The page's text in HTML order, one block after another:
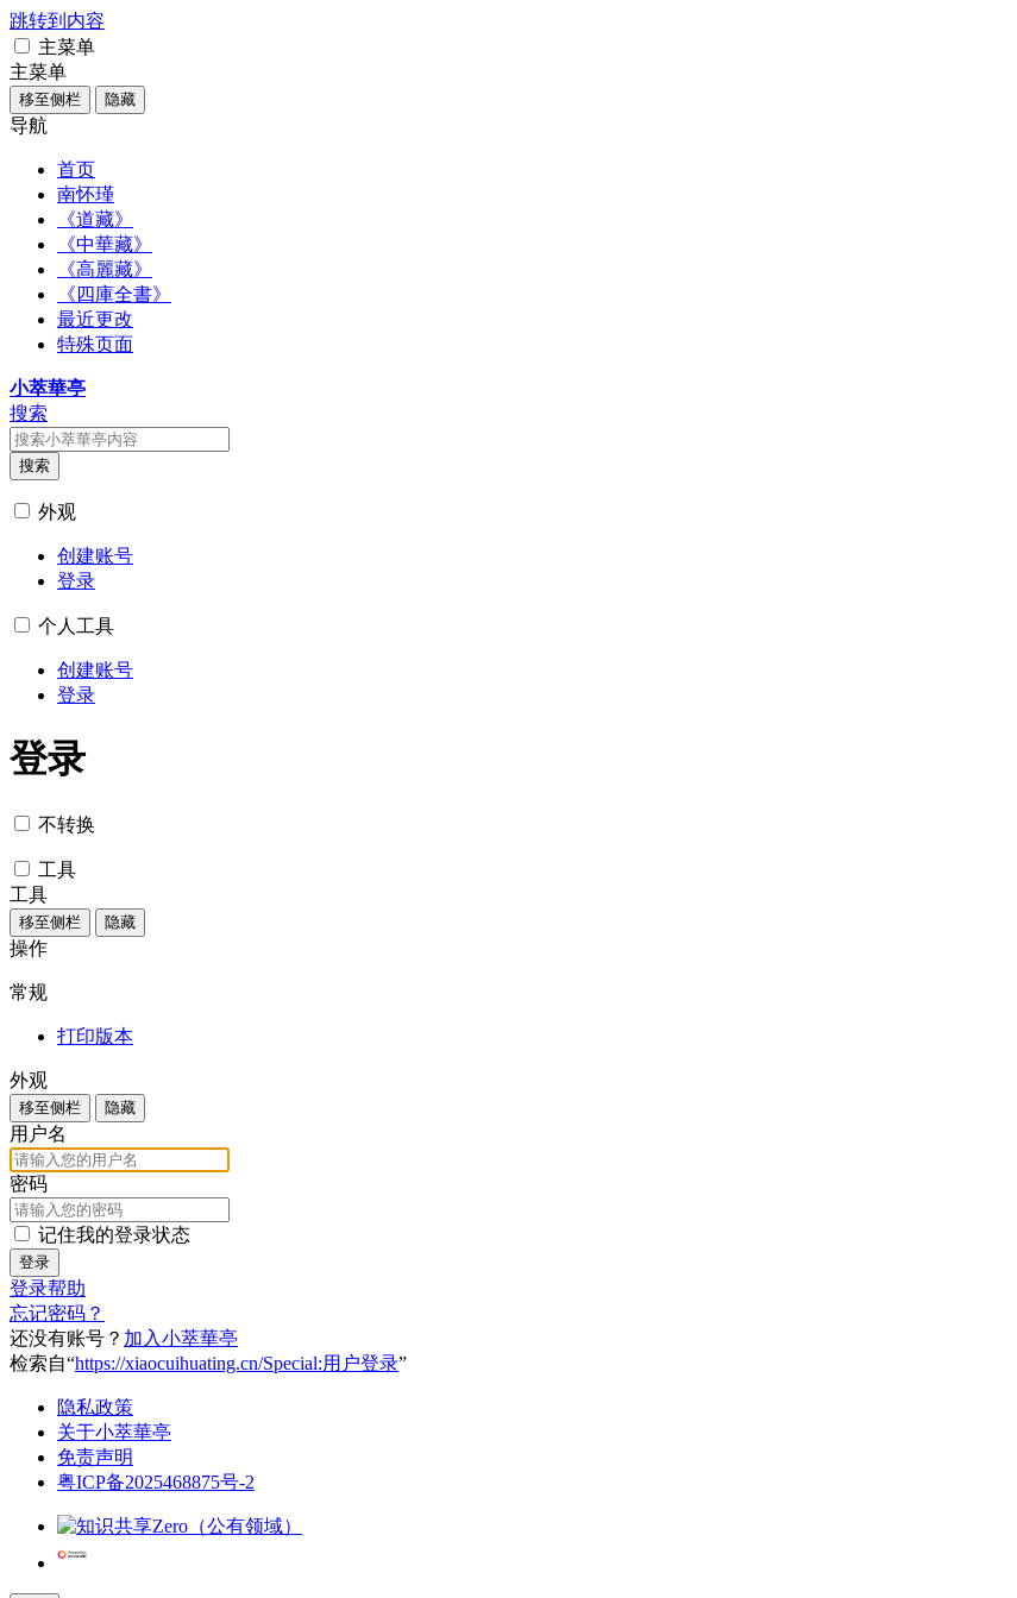
跳转到内容
主菜单
主菜单
移至侧栏 隐藏
导航
首页
南怀瑾
《道藏》
《中華藏》
《高麗藏》
《四庫全書》
最近更改
特殊页面
小萃華亭
搜索
搜索
外观
创建账号
登录
个人工具
创建账号
登录
登录
不转换
工具
工具
移至侧栏 隐藏
操作
常规
打印版本
外观
移至侧栏 隐藏
用户名
密码
记住我的登录状态
登录
登录帮助
忘记密码？
还没有账号？ 加入小萃華亭
检索自“https://xiaocuihuating.cn/Special:用户登录”
隐私政策
关于小萃華亭
免责声明
粤ICP备2025468875号-2